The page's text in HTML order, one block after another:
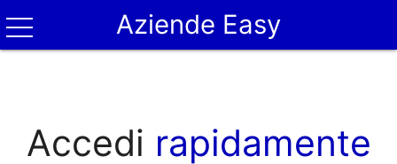
Aziende Easy
Accedi rapidamente